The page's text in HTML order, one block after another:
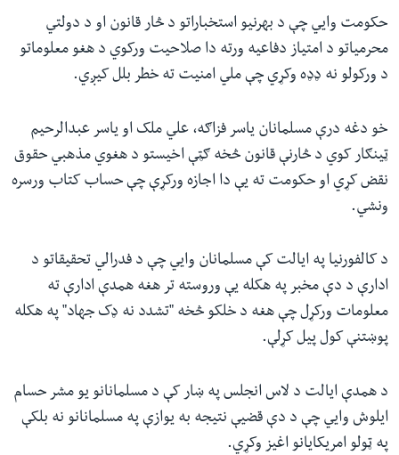
حکومت وایي چې د بهرنيو استخباراتو د څار قانون او د دولتي
محرمیاتو د امتیاز دفاعیه ورته دا صلاحیت ورکوي د هغو معلوماتو
د ورکولو نه ډډه وکړي چې ملي امنیت ته خطر بلل کیږي.
خو دغه درې مسلمانان یاسر فزاګه، علي ملک او یاسر عبدالرحیم
ټینګار کوي د څارنې قانون څخه ګټې اخیستو د هغوي مذهبي حقوق
نقض کړي او حکومت ته یې دا اجازه ورکړې چې حساب کتاب ورسره
ونشي.
د کالفورنیا په ایالت کې مسلمانان وایي چې د فدرالي تحقیقاتو د
ادارې د دې مخبر په هکله یې وروسته تر هغه همدې ادارې ته
معلومات ورکړل چې هغه د خلکو څخه "تشدد نه ډک جهاد" په هکله
پوښتنې کول پیل کړلې.
د همدې ایالت د لاس انجلس په ښار کې د مسلمانانو یو مشر حسام
ایلوش وایي چې د دې قضیې نتیجه به یوازې په مسلمانانو نه بلکې
په ټولو امریکایانو اغیز وکړي.